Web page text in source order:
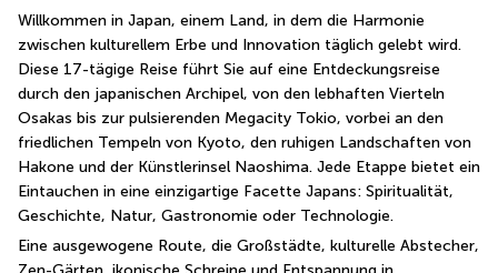
Willkommen in Japan, einem Land, in dem die Harmonie
zwischen kulturellem Erbe und Innovation täglich gelebt wird.
Diese 17-tägige Reise führt Sie auf eine Entdeckungsreise
durch den japanischen Archipel, von den lebhaften Vierteln
Osakas bis zur pulsierenden Megacity Tokio, vorbei an den
friedlichen Tempeln von Kyoto, den ruhigen Landschaften von
Hakone und der Künstlerinsel Naoshima. Jede Etappe bietet ein
Eintauchen in eine einzigartige Facette Japans: Spiritualität,
Geschichte, Natur, Gastronomie oder Technologie.
Eine ausgewogene Route, die Großstädte, kulturelle Abstecher,